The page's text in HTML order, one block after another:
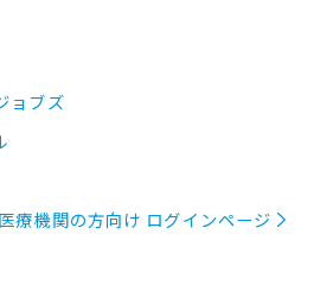
ョブズ
医療機関の方向け ログインページ